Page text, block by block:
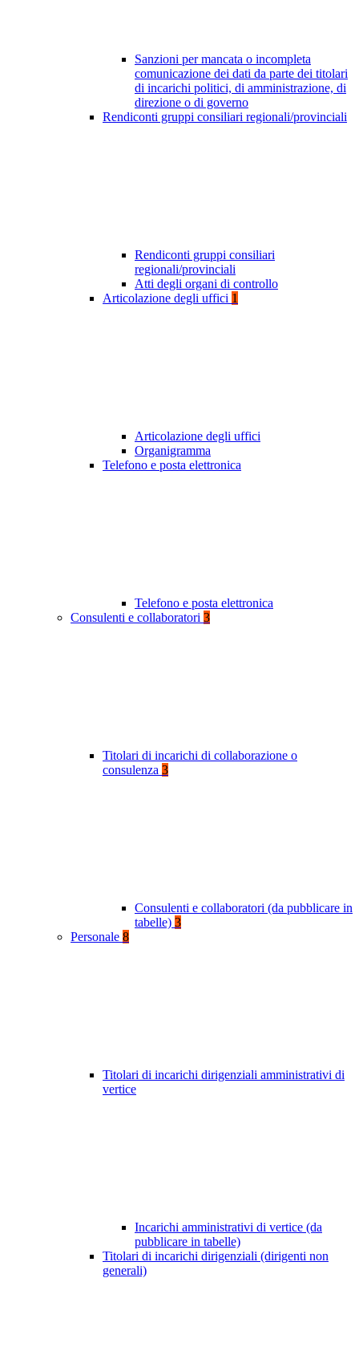
Sanzioni per mancata o incompleta
comunicazione dei dati da parte dei titolari
di incarichi politici, di amministrazione, di
direzione o di governo
Rendiconti gruppi consiliari regionali/provinciali
Rendiconti gruppi consiliari
regionali/provinciali
Atti degli organi di controllo
Articolazione degli uffici 1
Articolazione degli uffici
Organigramma
Telefono e posta elettronica
Telefono e posta elettronica
Consulenti e collaboratori 3
Titolari di incarichi di collaborazione o
consulenza 3
Consulenti e collaboratori (da pubblicare in
tabelle) 3
Personale 8
Titolari di incarichi dirigenziali amministrativi di
vertice
Incarichi amministrativi di vertice (da
pubblicare in tabelle)
Titolari di incarichi dirigenziali (dirigenti non
generali)